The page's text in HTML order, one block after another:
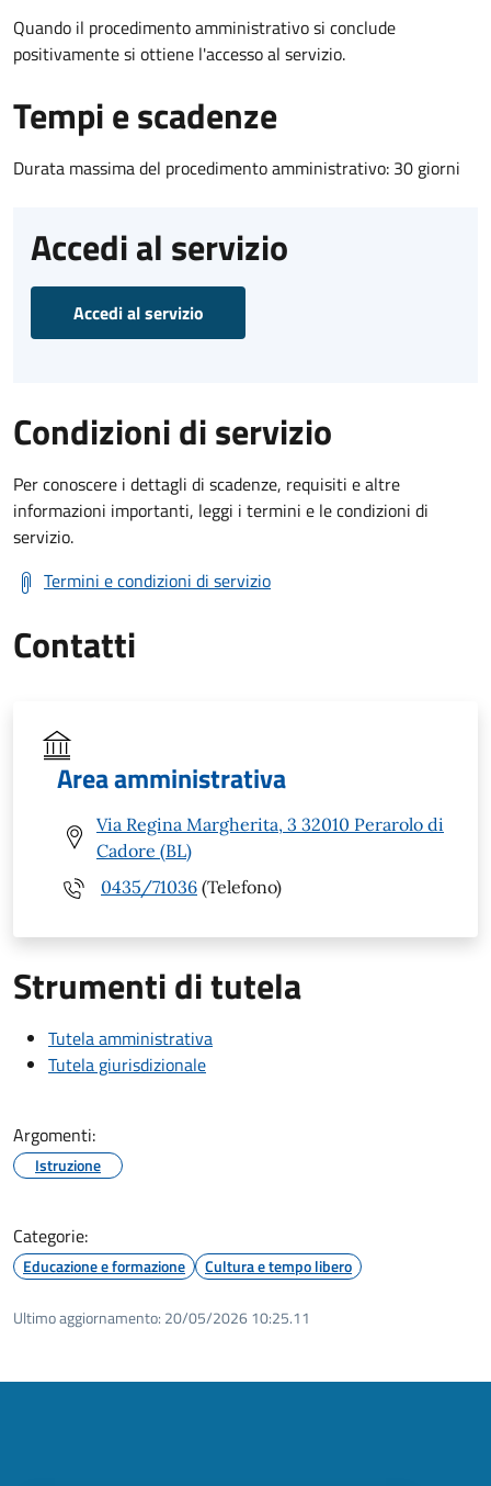
Quando il procedimento amministrativo si conclude
positivamente si ottiene l'accesso al servizio.
Tempi e scadenze
Durata massima del procedimento amministrativo: 30 giorni
Accedi al servizio
Accedi al servizio
Condizioni di servizio
Per conoscere i dettagli di scadenze, requisiti e altre
informazioni importanti, leggi i termini e le condizioni di
servizio.
Termini e condizioni di servizio
Contatti
Area amministrativa
Via Regina Margherita, 3 32010 Perarolo di
Cadore (BL)
0435/71036 (Telefono)
Strumenti di tutela
Tutela amministrativa
Tutela giurisdizionale
Argomenti:
Istruzione
Categorie:
Educazione e formazione Cultura e tempo libero
Ultimo aggiornamento: 20/05/2026 10:25.11